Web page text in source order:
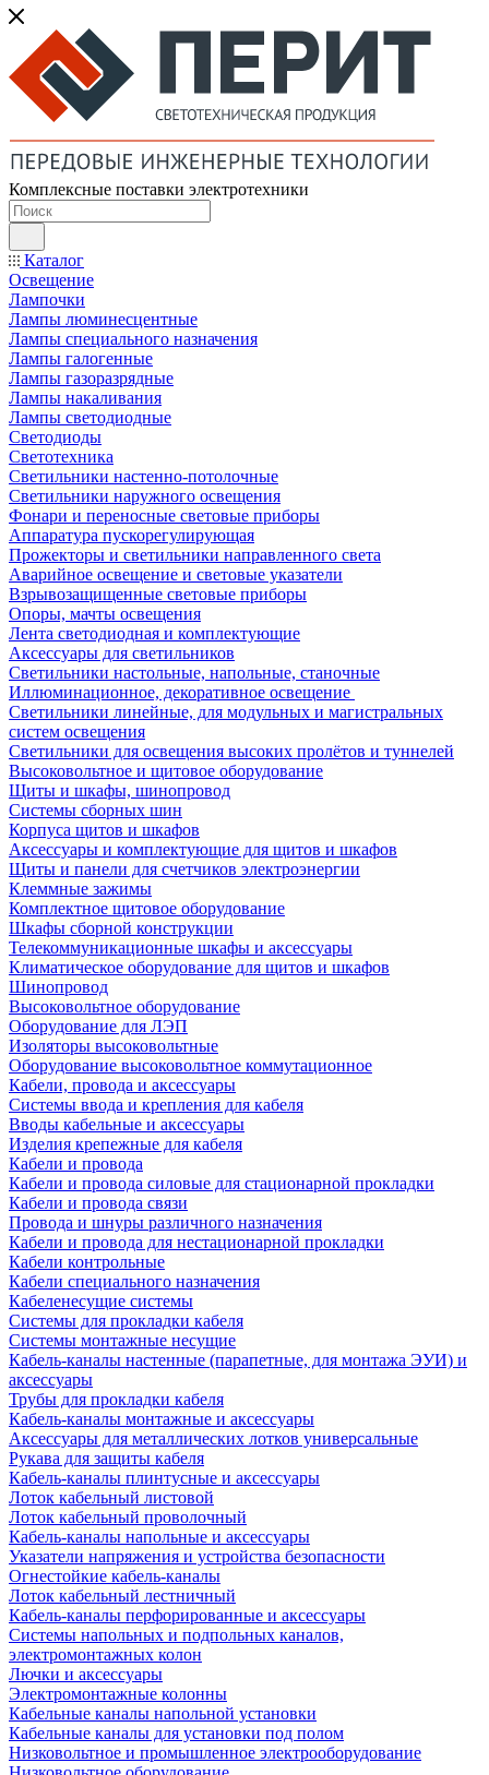
Комплексные поставки электротехники
Каталог
Освещение
Лампочки
Лампы люминесцентные
Лампы специального назначения
Лампы галогенные
Лампы газоразрядные
Лампы накаливания
Лампы светодиодные
Светодиоды
Светотехника
Светильники настенно-потолочные
Светильники наружного освещения
Фонари и переносные световые приборы
Аппаратура пускорегулирующая
Прожекторы и светильники направленного света
Аварийное освещение и световые указатели
Взрывозащищенные световые приборы
Опоры, мачты освещения
Лента светодиодная и комплектующие
Аксессуары для светильников
Светильники настольные, напольные, станочные
Иллюминационное, декоративное освещение
Светильники линейные, для модульных и магистральных
систем освещения
Светильники для освещения высоких пролётов и туннелей
Высоковольтное и щитовое оборудование
Щиты и шкафы, шинопровод
Системы сборных шин
Корпуса щитов и шкафов
Аксессуары и комплектующие для щитов и шкафов
Щиты и панели для счетчиков электроэнергии
Клеммные зажимы
Комплектное щитовое оборудование
Шкафы сборной конструкции
Телекоммуникационные шкафы и аксессуары
Климатическое оборудование для щитов и шкафов
Шинопровод
Высоковольтное оборудование
Оборудование для ЛЭП
Изоляторы высоковольтные
Оборудование высоковольтное коммутационное
Кабели, провода и аксессуары
Системы ввода и крепления для кабеля
Вводы кабельные и аксессуары
Изделия крепежные для кабеля
Кабели и провода
Кабели и провода силовые для стационарной прокладки
Кабели и провода связи
Провода и шнуры различного назначения
Кабели и провода для нестационарной прокладки
Кабели контрольные
Кабели специального назначения
Кабеленесущие системы
Системы для прокладки кабеля
Системы монтажные несущие
Кабель-каналы настенные (парапетные, для монтажа ЭУИ) и
аксессуары
Трубы для прокладки кабеля
Кабель-каналы монтажные и аксессуары
Аксессуары для металлических лотков универсальные
Рукава для защиты кабеля
Кабель-каналы плинтусные и аксессуары
Лоток кабельный листовой
Лоток кабельный проволочный
Кабель-каналы напольные и аксессуары
Указатели напряжения и устройства безопасности
Огнестойкие кабель-каналы
Лоток кабельный лестничный
Кабель-каналы перфорированные и аксессуары
Системы напольных и подпольных каналов,
электромонтажных колон
Лючки и аксессуары
Электромонтажные колонны
Кабельные каналы напольной установки
Кабельные каналы для установки под полом
Низковольтное и промышленное электрооборудование